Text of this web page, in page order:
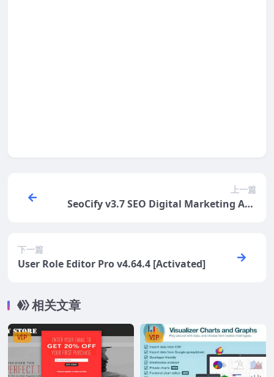
上一篇
SeoCify v3.7 SEO Digital Marketing Age
下一篇
User Role Editor Pro v4.64.4 [Activated]
相关文章
VIP VIP